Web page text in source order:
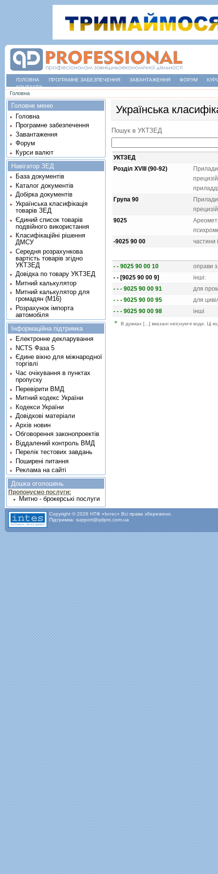
ГОЛОВНА ПРОГРАМНЕ ЗАБЕЗПЕЧЕННЯ ЗАВАНТАЖЕННЯ ФОРУМ
КОНТАКТИ
Ви є тут
Головна
Українська
Пошук в УКТЗЕД
УКТЗЕД
Розділ XVIII (90-92)
Група 90
9025
-9025 90 00
частини
- - 9025 90 00 10
оправи
- - [9025 90 00 9]
iншi:
- - - 9025 90 00 91
для
- - - 9025 90 00 95
для
- - - 9025 90 00 98
iншi
В дужках [...] вказані неіснуючі коди. Ці
Головне меню
Головна
Програмне забезпечення
Завантаження
Форум
Курси валют
Навігатор ЗЕД
База документів
Каталог документів
Добірка документів
Українська класифікація
товарів ЗЕД
Єдиний список товарів
подвійного використання
Класифікаційні рішення
ДМСУ
Середня розрахункова
вартість товарів згідно
УКТЗЕД
Довідка по товару УКТЗЕД
Митний калькулятор
Митний калькулятор для
громадян (М16)
Розрахунок імпорта
автомобіля
Інформаційна підтримка
Електронне декларування
NCTS Фаза 5
Єдине вікно для міжнародної
торгівлі
Час очікування в пунктах
пропуску
Перевірити ВМД
Митний кодекс України
Кодекси України
Довідкові матеріали
Архів новин
Обговорення законопроектів
Віддалений контроль ВМД
Перелік тестових завдань
Поширені питання
Реклама на сайті
Дошка оголошень
Пропонуємо послуги:
Митно - брокерські послуги
Copyright © 2026 НТФ «Інтес» Всі права збережено.
Підтримка: support@qdpro.com.ua